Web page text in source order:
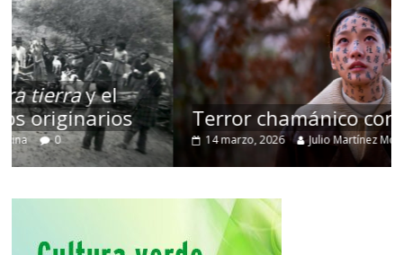
Terror chamánico coreano
14 marzo, 2026 Julio Martínez Molina 0